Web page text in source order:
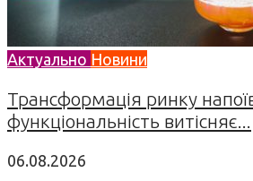
Актуально Новини
Трансформація ринку
функціональність витісняє...
06.08.2026